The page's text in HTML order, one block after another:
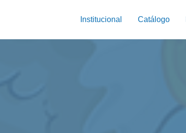
Institucional Catálogo